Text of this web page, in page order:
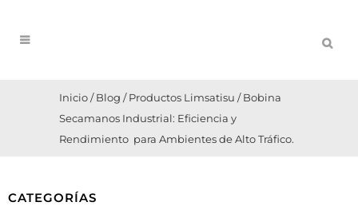
Inicio/Blog /Productos Limsatisu /Bobina
Secamanos Industrial: Eficiencia y
Rendimiento para Ambientes de Alto Tráfico.
CATEGORÍAS